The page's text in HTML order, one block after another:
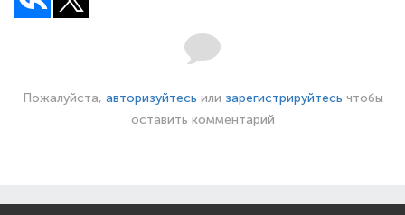
Пожалуйста, авторизуйтесь или зарегистрируйтесь чтобы
оставить комментарий